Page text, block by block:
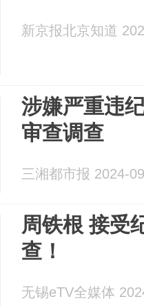
新京报北京知道
涉嫌严重违
审查调查
三湘都市报 2024-
周铁根 接受
查！
无锡eTV全媒体